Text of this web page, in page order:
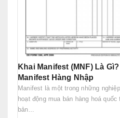
Khai Manifest (MNF) Là
Manifest Hàng Nhập
Manifest là một trong những
hoạt động mua bán hàng hoá
bản...